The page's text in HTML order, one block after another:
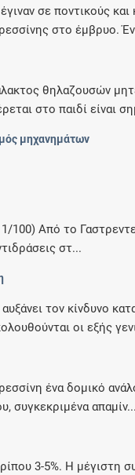
σε ποντικούς
στο έμβρυο.
θηλαζουσών
στο παιδί είναι
μηχανημάτων
1/100) Από το
στ...
τον κίνδυνο
οι εξής
ένα δομικό
συγκεκριμένα απαμίν...
3-5%. Η